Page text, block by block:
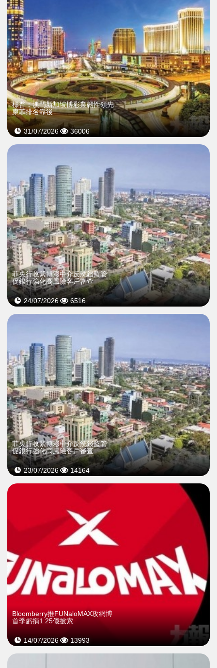
標普：澳門新加坡博彩業韌性領先
柬菲排名靠後
31/07/2026 36006
菲央行收緊博彩中介反洗錢監管
促銀行強化高風險客戶審查
24/07/2026 6516
菲央行收緊博彩中介反洗錢監管
促銀行強化高風險客戶審查
23/07/2026 14164
Bloomberry推FUNaloMAX攻網博
首季虧損1.25億披索
14/07/2026 13993